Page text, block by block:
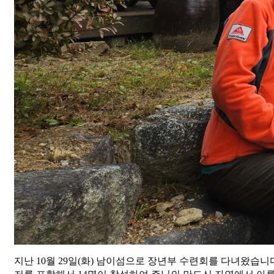
지난 10월 29일(화) 남이섬으로 장년부 수련회를 다녀왔습니